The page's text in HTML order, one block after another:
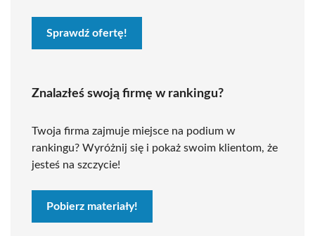
Sprawdź ofertę!
Znalazłeś swoją firmę w rankingu?
Twoja firma zajmuje miejsce na podium w
rankingu? Wyróżnij się i pokaż swoim klientom, że
jesteś na szczycie!
Pobierz materiały!